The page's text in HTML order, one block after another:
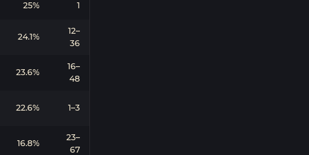
25% 1
24.1%
12–
36
23.6%
16–
48
22.6% 1–3
16.8%
23–
67